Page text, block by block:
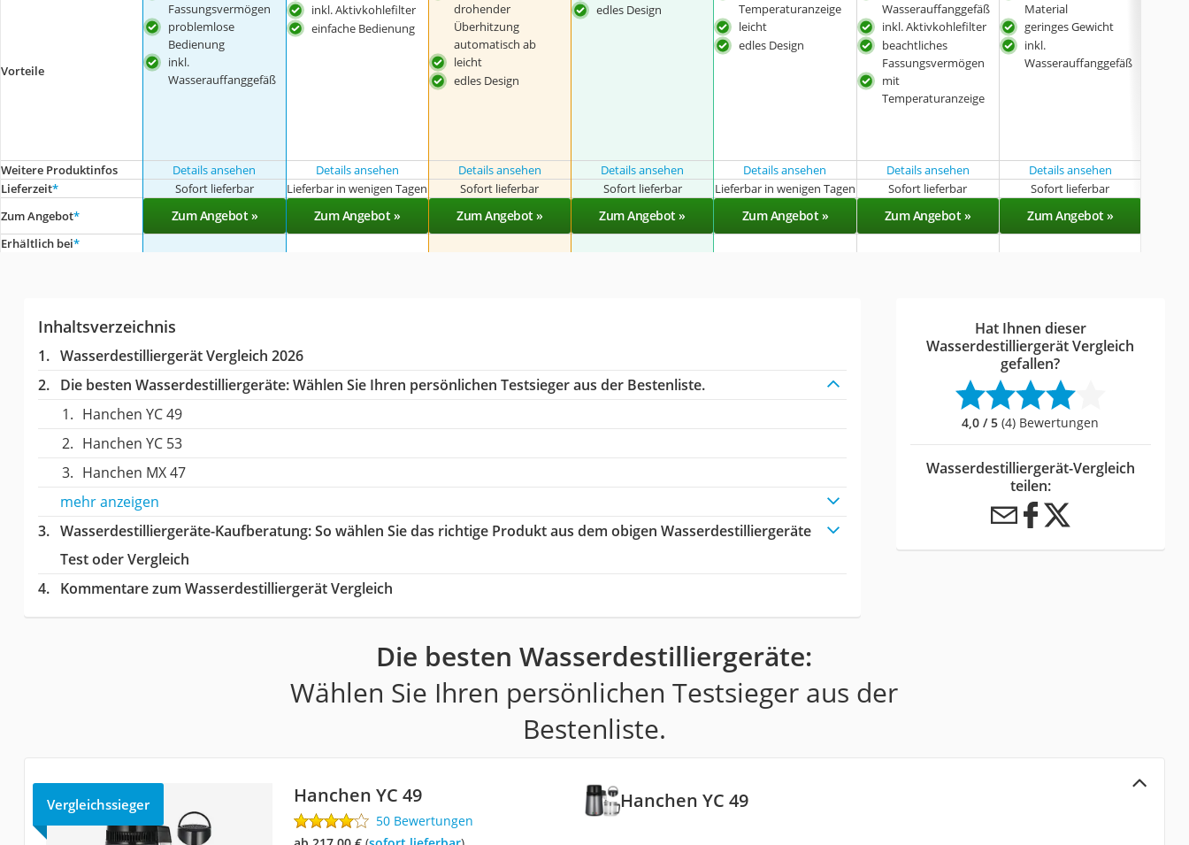
Vorteile
Fassungsvermögen
problemlose
Bedienung
inkl.
Wasserauffanggefäß
inkl. Aktivkohlefilter
einfache Bedienung
drohender
Überhitzung
automatisch ab
leicht
edles Design
edles Design
Temperaturanzeige
leicht
edles Design
Wasserauffanggefäß
inkl. Aktivkohlefilter
beachtliches
Fassungsvermögen
mit
Temperaturanzeige
Material
geringes Gewicht
inkl.
Wasserauffanggefäß
Weitere Produktinfos
Details ansehen Details ansehen Details ansehen Details ansehen Details ansehen Details ansehen Details ansehen
Lieferzeit* Sofort lieferbar Lieferbar in wenigen Tagen Sofort lieferbar Sofort lieferbar Lieferbar in wenigen Tagen Sofort lieferbar Sofort lieferbar
Zum Angebot* Zum Angebot » Zum Angebot » Zum Angebot » Zum Angebot » Zum Angebot » Zum Angebot » Zum Angebot »
Erhältlich bei*
Inhaltsverzeichnis
Wasserdestilliergerät Vergleich 2026
Die besten Wasserdestilliergeräte:Wählen Sie Ihren persönlichen Testsieger aus der Bestenliste.
Hanchen YC 49
Hanchen ‎YC 53
Hanchen MX 47
mehr anzeigen
Wasserdestilliergeräte-Kaufberatung: So wählen Sie das richtige Produkt aus dem obigen Wasserdestilliergeräte
Test oder Vergleich
Kommentare zum Wasserdestilliergerät Vergleich
Hat Ihnen dieser
Wasserdestilliergerät Vergleich
gefallen?
4,0 / 5 (4) Bewertungen
Wasserdestilliergerät-Vergleich
teilen:
Die besten Wasserdestilliergeräte:
Wählen Sie Ihren persönlichen Testsieger aus der
Bestenliste.
Hanchen YC 49
Vergleichssieger Hanchen YC 49
50 Bewertungen